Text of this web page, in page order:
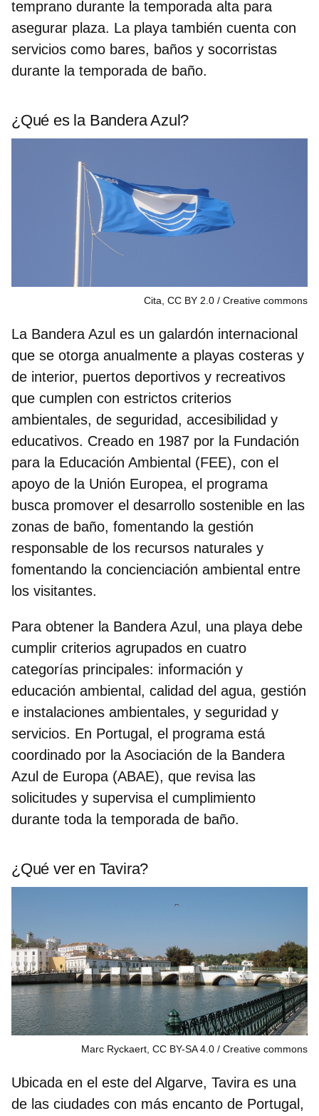
temprano durante la temporada alta para
asegurar plaza. La playa también cuenta con
servicios como bares, baños y socorristas
durante la temporada de baño.
¿Qué es la Bandera Azul?
Cita, CC BY 2.0 Creative commons
La Bandera Azul es un galardón internacional
que se otorga anualmente a playas costeras y
de interior, puertos deportivos y recreativos
que cumplen con estrictos criterios
ambientales, de seguridad, accesibilidad y
educativos. Creado en 1987 por la Fundación
para la Educación Ambiental (FEE), con el
apoyo de la Unión Europea, el programa
busca promover el desarrollo sostenible en las
zonas de baño, fomentando la gestión
responsable de los recursos naturales y
fomentando la concienciación ambiental entre
los visitantes.
Para obtener la Bandera Azul, una playa debe
cumplir criterios agrupados en cuatro
categorías principales: información y
educación ambiental, calidad del agua, gestión
e instalaciones ambientales, y seguridad y
servicios. En Portugal, el programa está
coordinado por la Asociación de la Bandera
Azul de Europa (ABAE), que revisa las
solicitudes y supervisa el cumplimiento
durante toda la temporada de baño.
¿Qué ver en Tavira?
Marc Ryckaert, CC BY-SA 4.0 Creative commons
Ubicada en el este del Algarve, Tavira es una
de las ciudades con más encanto de Portugal,